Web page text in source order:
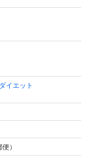
ダイエット
）